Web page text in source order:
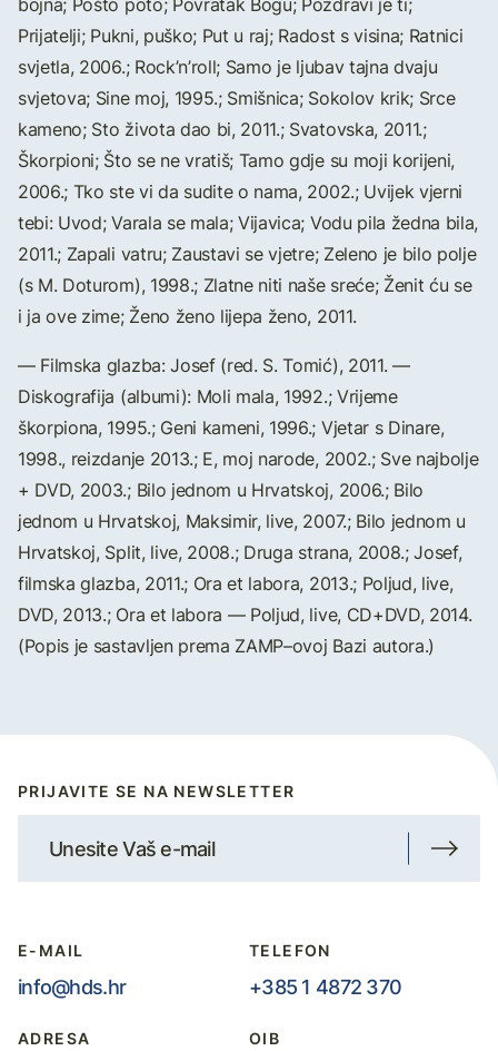
Prijatelji; Pukni, puško; Put u raj; Radost s visina; Ratnici
svjetla, 2006.; Rock’n’roll; Samo je ljubav tajna dvaju
svjetova; Sine moj, 1995.; Smišnica; Sokolov krik; Srce
kameno; Sto života dao bi, 2011.; Svatovska, 2011.;
Škorpioni; Što se ne vratiš; Tamo gdje su moji korijeni,
2006.; Tko ste vi da sudite o nama, 2002.; Uvijek vjerni
tebi: Uvod; Varala se mala; Vijavica; Vodu pila žedna bila,
2011.; Zapali vatru; Zaustavi se vjetre; Zeleno je bilo polje
(s M. Doturom), 1998.; Zlatne niti naše sreće; Ženit ću se
i ja ove zime; Ženo ženo lijepa ženo, 2011.
— Filmska glazba: Josef (red. S. Tomić), 2011. —
Diskografija (albumi): Moli mala, 1992.; Vrijeme
škorpiona, 1995.; Geni kameni, 1996.; Vjetar s Dinare,
1998., reizdanje 2013.; E, moj narode, 2002.; Sve najbolje
+ DVD, 2003.; Bilo jednom u Hrvatskoj, 2006.; Bilo
jednom u Hrvatskoj, Maksimir, live, 2007.; Bilo jednom u
Hrvatskoj, Split, live, 2008.; Druga strana, 2008.; Josef,
filmska glazba, 2011.; Ora et labora, 2013.; Poljud, live,
DVD, 2013.; Ora et labora — Poljud, live, CD+DVD, 2014.
(Popis je sastavljen prema ZAMP–ovoj Bazi autora.)
PRIJAVITE SE NA NEWSLETTER
E-MAIL
info@hds.hr
TELEFON
+385 1 4872 370
ADRESA OIB